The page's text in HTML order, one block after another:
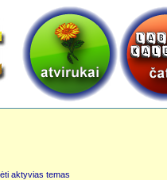
aktyvias temas